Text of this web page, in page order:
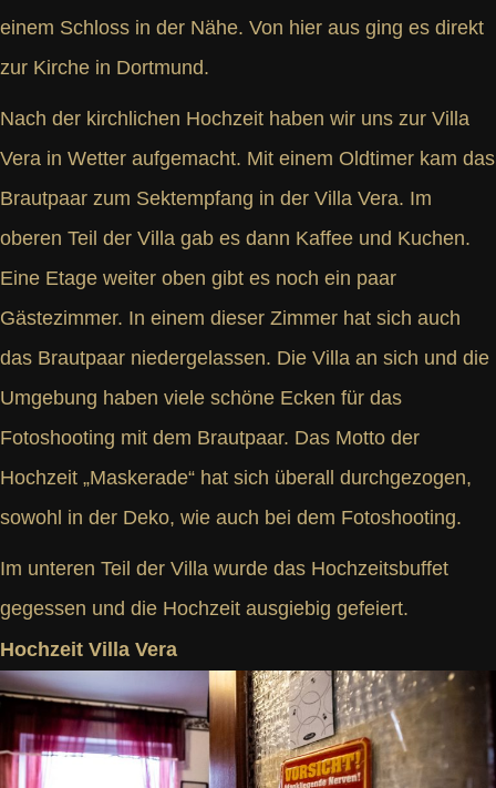
einem Schloss in der Nähe. Von hier aus ging es direkt
zur Kirche in Dortmund.
Nach der kirchlichen Hochzeit haben wir uns zur Villa
Vera in Wetter aufgemacht. Mit einem Oldtimer kam das
Brautpaar zum Sektempfang in der Villa Vera. Im
oberen Teil der Villa gab es dann Kaffee und Kuchen.
Eine Etage weiter oben gibt es noch ein paar
Gästezimmer. In einem dieser Zimmer hat sich auch
das Brautpaar niedergelassen. Die Villa an sich und die
Umgebung haben viele schöne Ecken für das
Fotoshooting mit dem Brautpaar. Das Motto der
Hochzeit „Maskerade“ hat sich überall durchgezogen,
sowohl in der Deko, wie auch bei dem Fotoshooting.
Im unteren Teil der Villa wurde das Hochzeitsbuffet
gegessen und die Hochzeit ausgiebig gefeiert.
Hochzeit Villa Vera